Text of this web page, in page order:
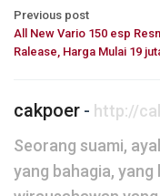
Post
navigation
Previous post
All New Vario 150 esp
Ralease, Harga Mulai 19
cakpoer - http://
Seorang suami,
yang bahagia,